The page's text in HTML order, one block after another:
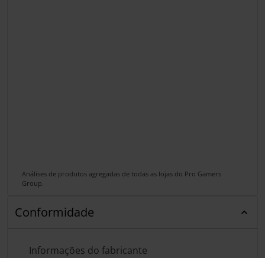
Análises de produtos agregadas de todas as lojas do Pro Gamers
Group.
Conformidade
Informações do fabricante